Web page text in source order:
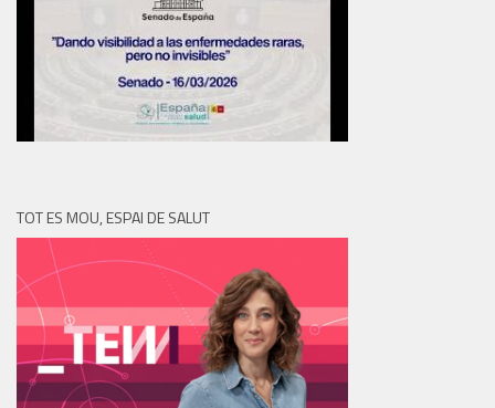
TOT ES MOU, ESPAI DE SALUT